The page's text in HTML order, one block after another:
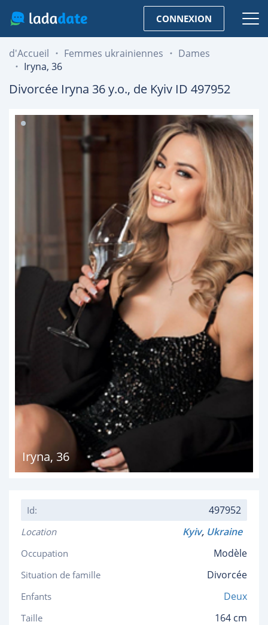
CONNEXION
d'Accueil Femmes ukrainiennes
Dames
Iryna, 36
Divorcée Iryna 36y.o., de Kyiv ID 497952
Iryna, 36
Id: 497952
Location Kyiv, Ukraine
Occupation Modèle
Situation de famille Divorcée
Enfants Deux
Taille 164 cm